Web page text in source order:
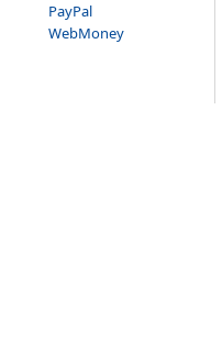
PayPal
WebMoney